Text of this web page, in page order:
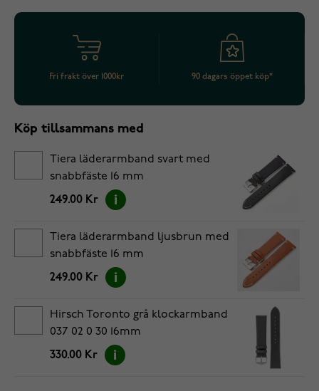
Fri frakt över 1000kr 90 dagars öppet köp*
Köp tillsammans med
Tiera läderarmband svart med
snabbfäste 16 mm
249.00 Kr
Tiera läderarmband ljusbrun med
snabbfäste 16 mm
249.00 Kr
Hirsch Toronto grå klockarmband
037 02 0 30 16mm
330.00 Kr